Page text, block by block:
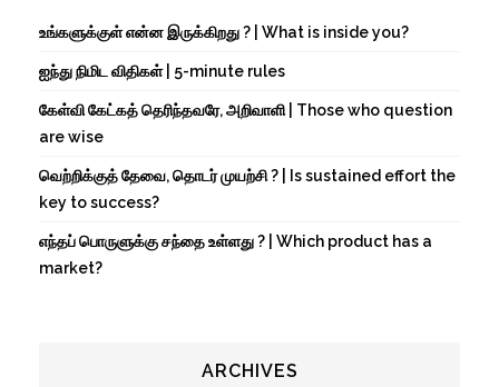
உங்களுக்குள் என்ன இருக்கிறது ? | What is inside you?
ஐந்து நிமிட விதிகள் | 5-minute rules
கேள்வி கேட்கத் தெரிந்தவரே, அறிவாளி | Those who question
are wise
வெற்றிக்குத் தேவை, தொடர் முயற்சி ? | Is sustained effort the
key to success?
எந்தப் பொருளுக்கு சந்தை உள்ளது ? | Which product has a
market?
ARCHIVES